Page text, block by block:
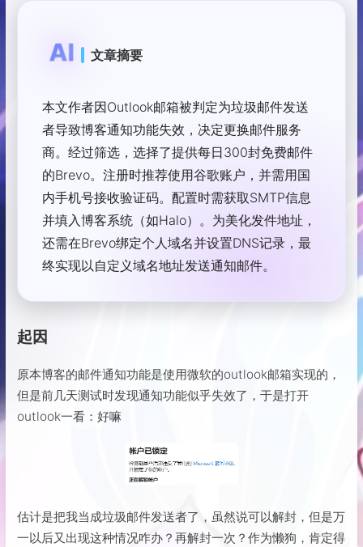
AI 文章摘要
本文作者因Outlook邮箱被判定为垃圾邮件发送
者导致博客通知功能失效，决定更换邮件服务
商。经过筛选，选择了提供每日300封免费邮件
的Brevo。注册时推荐使用谷歌账户，并需用国
内手机号接收验证码。配置时需获取SMTP信息
并填入博客系统（如Halo）。为美化发件地址，
还需在Brevo绑定个人域名并设置DNS记录，最
终实现以自定义域名地址发送通知邮件。
起因
原本博客的邮件通知功能是使用微软的outlook邮箱实现的，
但是前几天测试时发现通知功能似乎失效了，于是打开
outlook一看：好嘛
估计是把我当成垃圾邮件发送者了，虽然说可以解封，但是万
一以后又出现这种情况咋办？再解封一次？作为懒狗，肯定得